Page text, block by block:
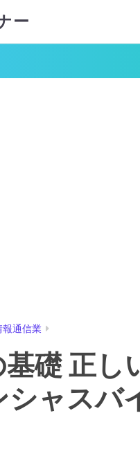
ー
報通信業
礎 正し
シャスバ